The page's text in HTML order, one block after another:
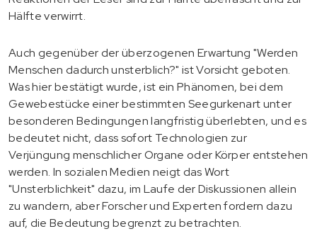
Hälfte verwirrt.
Auch gegenüber der überzogenen Erwartung "Werden
Menschen dadurch unsterblich?" ist Vorsicht geboten.
Was hier bestätigt wurde, ist ein Phänomen, bei dem
Gewebestücke einer bestimmten Seegurkenart unter
besonderen Bedingungen langfristig überlebten, und es
bedeutet nicht, dass sofort Technologien zur
Verjüngung menschlicher Organe oder Körper entstehen
werden. In sozialen Medien neigt das Wort
"Unsterblichkeit" dazu, im Laufe der Diskussionen allein
zu wandern, aber Forscher und Experten fordern dazu
auf, die Bedeutung begrenzt zu betrachten.